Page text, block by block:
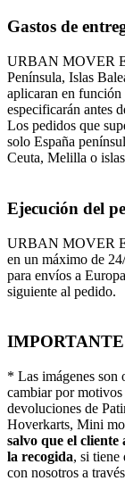
Gastos de
URBAN MOVER
Península, Islas
aplicaran en función
especificarán antes
Los pedidos que
solo España
Ceuta, Melilla o
Ejecución del
URBAN MOVER
en un máximo de
para envíos a
siguiente al pedido.
* Las imágenes son
cambiar por
devoluciones de
Hoverkarts, Mini
salvo que el cliente
la recogida, si tiene
con nosotros a